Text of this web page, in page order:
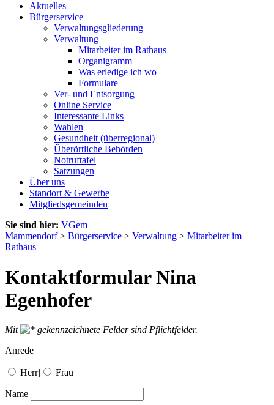
Aktuelles
Bürgerservice
Verwaltungsgliederung
Verwaltung
Mitarbeiter im Rathaus
Organigramm
Was erledige ich wo
Formulare
Ver- und Entsorgung
Online Service
Interessante Links
Wahlen
Gesundheit (überregional)
Überörtliche Behörden
Notruftafel
Satzungen
Über uns
Standort & Gewerbe
Mitgliedsgemeinden
Sie sind hier: VGem
Mammendorf> Bürgerservice > Verwaltung > Mitarbeiter im
Rathaus
Kontaktformular Nina
Egenhofer
Mit
gekennzeichnete Felder sind Pflichtfelder.
Anrede
Herr| Frau
Name